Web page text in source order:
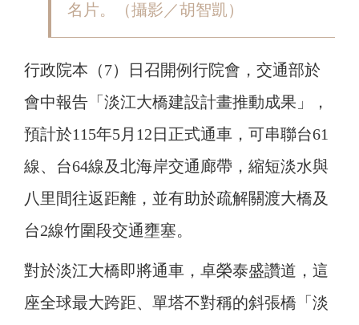
名片。（攝影／胡智凱）
行政院本（7）日召開例行院會，交通部於
會中報告「淡江大橋建設計畫推動成果」，
預計於115年5月12日正式通車，可串聯台61
線、台64線及北海岸交通廊帶，縮短淡水與
八里間往返距離，並有助於疏解關渡大橋及
台2線竹圍段交通壅塞。
對於淡江大橋即將通車，卓榮泰盛讚道，這
座全球最大跨距、單塔不對稱的斜張橋「淡